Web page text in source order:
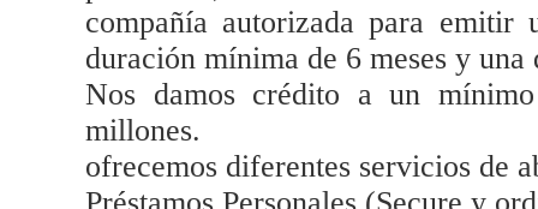
compañía autorizada para
duración mínima de 6 meses y
Nos damos crédito a un
millones.
ofrecemos diferentes servicios de
Préstamos Personales (Secure y